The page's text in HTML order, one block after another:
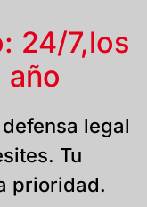
24/7,los
año
legal
Tu
prioridad.